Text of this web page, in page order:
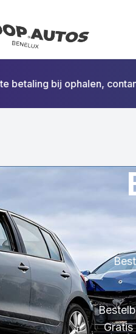
bij ophalen, contant of